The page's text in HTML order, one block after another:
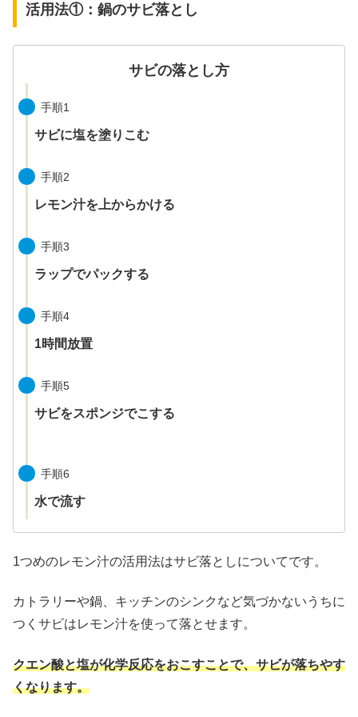
活用法①：鍋のサビ落とし
サビの落とし方
手順1
サビに塩を塗りこむ
手順2
レモン汁を上からかける
手順3
ラップでパックする
手順4
1時間放置
手順5
サビをスポンジでこする
手順6
水で流す
1つめのレモン汁の活用法はサビ落としについてです。
カトラリーや鍋、キッチンのシンクなど気づかないうちに
つくサビはレモン汁を使って落とせます。
クエン酸と塩が化学反応をおこすことで、サビが落ちやす
くなります。